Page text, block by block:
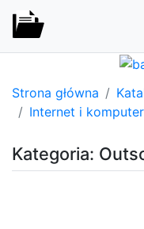
Strona główna
Internet i
Kategoria: